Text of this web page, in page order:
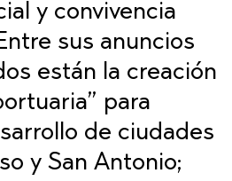
y convivencia
sus anuncios
están la creación
para
de ciudades
y San Antonio;